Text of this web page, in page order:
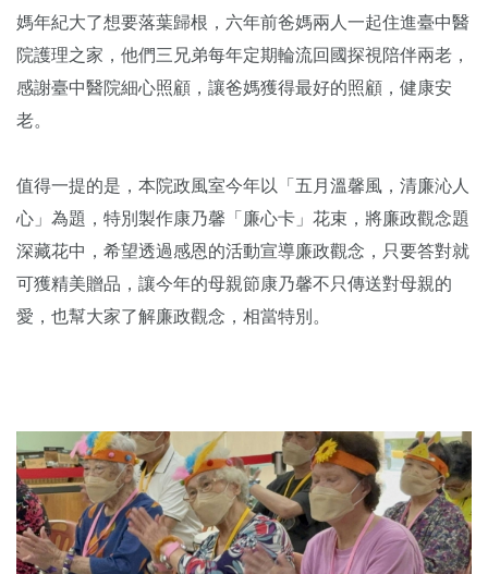
媽年紀大了想要落葉歸根，六年前爸媽兩人一起住進臺中醫
院護理之家，他們三兄弟每年定期輪流回國探視陪伴兩老，
感謝臺中醫院細心照顧，讓爸媽獲得最好的照顧，健康安
老。
值得一提的是，本院政風室今年以「五月溫馨風，清廉沁人
心」為題，特別製作康乃馨「廉心卡」花束，將廉政觀念題
深藏花中，希望透過感恩的活動宣導廉政觀念，只要答對就
可獲精美贈品，讓今年的母親節康乃馨不只傳送對母親的
愛，也幫大家了解廉政觀念，相當特別。